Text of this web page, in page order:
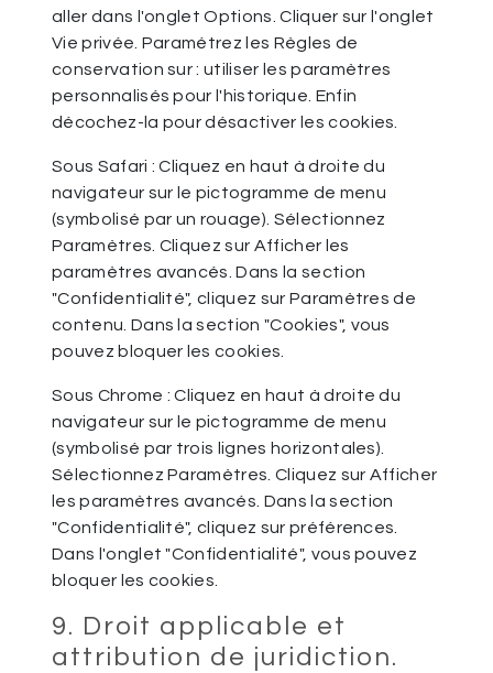
aller dans l'onglet Options. Cliquer sur l'onglet
Vie privée. Paramétrez les Règles de
conservation sur : utiliser les paramètres
personnalisés pour l'historique. Enfin
décochez-la pour désactiver les cookies.
Sous Safari : Cliquez en haut à droite du
navigateur sur le pictogramme de menu
(symbolisé par un rouage). Sélectionnez
Paramètres. Cliquez sur Afficher les
paramètres avancés. Dans la section
"Confidentialité", cliquez sur Paramètres de
contenu. Dans la section "Cookies", vous
pouvez bloquer les cookies.
Sous Chrome : Cliquez en haut à droite du
navigateur sur le pictogramme de menu
(symbolisé par trois lignes horizontales).
Sélectionnez Paramètres. Cliquez sur Afficher
les paramètres avancés. Dans la section
"Confidentialité", cliquez sur préférences.
Dans l'onglet "Confidentialité", vous pouvez
bloquer les cookies.
9. Droit applicable et
attribution de juridiction.